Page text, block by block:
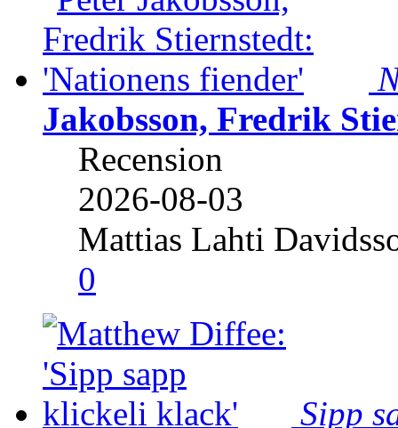
Jakobsson, Fredrik
Recension
2026-08-03
Mattias Lahti
0
Sipp